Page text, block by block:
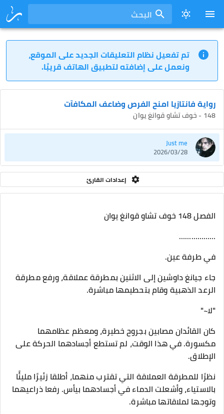
البحث
تم تفعيل نظام التعليقات الجديد على الموقع،
ونعمل على إضافته لتطبيق الهاتف قريبًا.
رواية فانتازيا امنح الفرص وضاعف المكافآت
148 - خوف تشاو قوانغ يوان
Just me
2026/03/28
إعدادات القارئ
الفصل 148 خوف تشاو قوانغ يوان
………………
في طرفة عين.
جاء جيانغ داوشين إلى الاثنين بمطرقة عملاقة، ورفع مطرقة
الرعد الذهبية وقام بتحطيمها مباشرة.
"لا~"
كان القائدان مصابين بجروح خطيرة، ومعظم عظامهما
مكسورة. في هذا الوقت، لم تستطع أجسادهما الحركة على
الإطلاق.
نظرًا للمطرقة العملاقة التي تقترب منهما، أطلقا زئيرًا مليئًا
بالاستياء، وأشعلت الدماء في أجسادهما بيأس. رفعا ذراعيهما
وتوجها لملاقاتها مباشرة.